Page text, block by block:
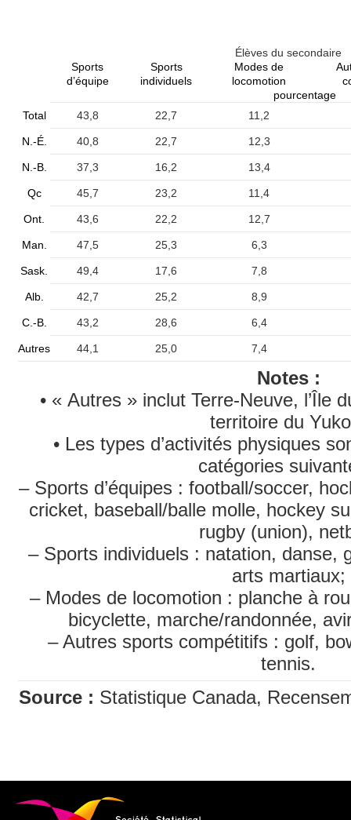
Élèves du secondaire
Sports
d’équipe
Sports
individuels
Modes de
locomotion
pourcentage
Total
43,8 22,7 11,2
N.-É. 40,8 22,7 12,3
N.-B. 37,3 16,2 13,4
Qc 45,7 23,2 11,4
Ont. 43,6 22,2 12,7
Man. 47,5 25,3 6,3
Sask. 49,4 17,6 7,8
Alb. 42,7 25,2 8,9
C.-B. 43,2 28,6 6,4
Autres 44,1 25,0 7,4
Notes :
• « Autres » inclut Terre-Neuve, l’Île
territoire du
• Les types d’activités physiques
catégories
– Sports d’équipes : football/soccer,
cricket, baseball/balle molle, hockey
rugby (union),
– Sports individuels : natation, danse,
arts martiaux;
– Modes de locomotion : planche à
bicyclette, marche/randonnée,
– Autres sports compétitifs : golf,
tennis.
Source : Statistique Canada,